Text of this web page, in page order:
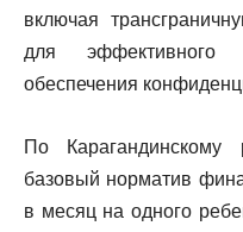
включая
для эффективного
обеспечения
По Карагандинскому
базовый норматив
в месяц на одного